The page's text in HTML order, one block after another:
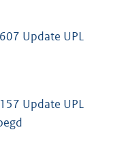
Update UPL
Update UPL